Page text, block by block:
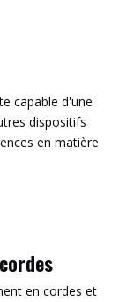
capable d'une
dispositifs
en matière
en cordes et